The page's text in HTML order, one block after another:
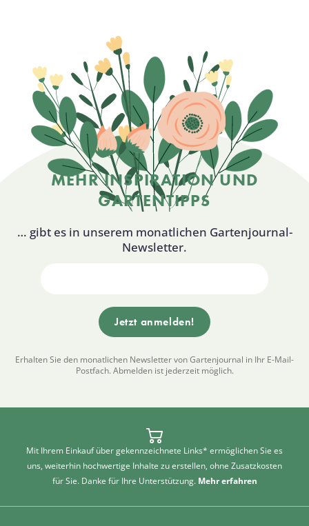
MEHR INSPIRATION UND
GARTENTIPPS
… gibt es in unserem monatlichen Gartenjournal-
Newsletter.
Erhalten Sie den monatlichen Newsletter von Gartenjournal in Ihr E-Mail-
Postfach. Abmelden ist jederzeit möglich.
Mit Ihrem Einkauf über gekennzeichnete Links* ermöglichen Sie es
uns, weiterhin hochwertige Inhalte zu erstellen, ohne Zusatzkosten
für Sie. Danke für Ihre Unterstützung. Mehr erfahren